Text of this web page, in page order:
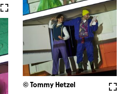
Fullscreen
© Tommy Hetzel